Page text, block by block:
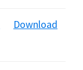
Download